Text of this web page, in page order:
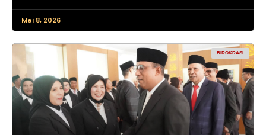
Mei 8, 2026
BIROKRASI